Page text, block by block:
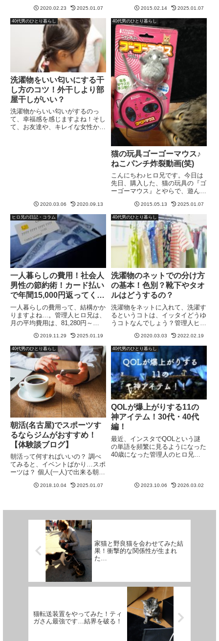
2020.02.23 2025.01.07 2015.02.14 2025.01.07
40代男のひとり暮らし
洗濯物をいい匂いにする干
し方のコツ！外干しより部
屋干しがいい？
洗濯物からいい匂いがするのっ
て、幸福感を感じますよね！そし
て、お友達や、キレイな女性か
2020.03.06 2020.09.13
40代男のひとり暮らし
猫の玩具ゴーゴーマウス♪
ねこパンチ炸裂動画(笑)
こんにちわ♪ヒロ兄です。今日は
先日、購入した、猫の玩具の『ゴ
ーゴーマウス』とやらで、遊んで
思ったら、動画撮ってる最中に急
に、ビデオがとまってしまい、
『ビデオを撮影できる充分なスト
レージ容量がありません』と表示
2015.05.13 2025.01.07
ヒロ兄の日記・コラム
一人暮らしの費用！社会人
男性の節約術！カード払い
で年間15,000円返ってく
る？
一人暮らしの費用って、結構かか
りますよね…。管理人ヒロ兄は、
月の平均費用は、81,280円～
やりくりするって、結構大変です
よね！しかし、男性のめんどくさ
がりでも、費用(固定費)を、楽天
クレジット(デビット...
2019.11.29 2025.01.19
40代男のひとり暮らし
洗濯物のネットでの分け方
の基本！色別？靴下やタオ
ルはどうするの？
洗濯物をネットに入れて、洗濯す
るというコトは、イッタイどうゆ
うコトなんでしょう？管理人ヒロ
濯物にネットが必要なのか？なん
でネットに入れて洗うんだ？ネッ
トにいれるものと入れないものの
分け方は？って、一人暮らしを
始...
2020.03.03 2022.02.19
40代男のひとり暮らし
朝活(名古屋)でスポーツす
るならジムがおすすめ！
【体験談ブログ】
朝活って何すればいいの？ 調べ
てみると、イベントばかり…スポ
ーツは？ 個人(一人)で出来る朝活
代)の方の朝活って何しているん
が実際にやってよかったな...
2018.10.04 2025.01.07
40代男のひとり暮らし
QOLが爆上がりする11の
神アイテム！30代・40代
編！
最近、インスタでQOLという謎
の単語を頻繁に見るようになった
40歳になった管理人のヒロ兄で
前までQOLってなんぞ！？とい
2023.10.06 2026.03.02
家猫と野良猫を会わせてみた結
果！衝撃的な関係性が生まれ
た…
猫転送装置をやってみた！ティ
ガさん最強です…結界を破る！